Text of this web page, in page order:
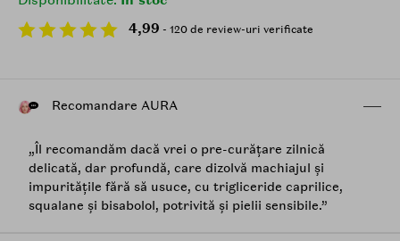
4,99 - 120 de review-uri verificate
Recomandare AURA
„Îl recomandăm dacă vrei o pre-curățare zilnică
delicată, dar profundă, care dizolvă machiajul și
impuritățile fără să usuce, cu trigliceride caprilice,
squalane și bisabolol, potrivită și pielii sensibile.”